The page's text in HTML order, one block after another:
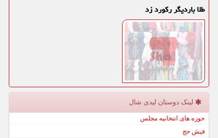
طلا باردیگر رکورد زد
لینک دوستان لیدی شال
حوزه های انتخابیه مجلس
فیش حج